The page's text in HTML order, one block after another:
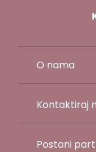
O nama
Kontaktiraj
Postani